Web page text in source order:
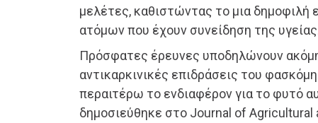
μελέτες, καθιστώντας το μια δημοφιλή
ατόμων που έχουν συνείδηση της
Πρόσφατες έρευνες υποδηλώνουν
αντικαρκινικές επιδράσεις του
περαιτέρω το ενδιαφέρον για το φυτό
δημοσιεύθηκε στο Journal of Agricultural